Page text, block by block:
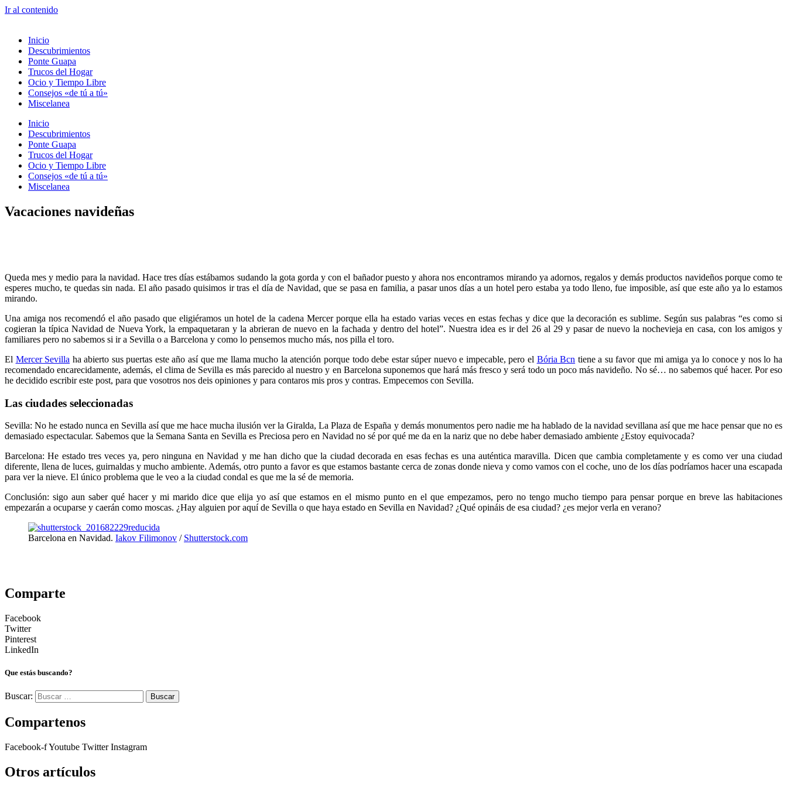
Ir al contenido
Inicio
Descubrimientos
Ponte Guapa
Trucos del Hogar
Ocio y Tiempo Libre
Consejos «de tú a tú»
Miscelanea
Inicio
Descubrimientos
Ponte Guapa
Trucos del Hogar
Ocio y Tiempo Libre
Consejos «de tú a tú»
Miscelanea
Vacaciones navideñas
Queda mes y medio para la navidad. Hace tres días estábamos sudando la gota gorda y con el bañador puesto y ahora nos encontramos mirando ya adornos, regalos y demás productos navideños porque como te
esperes mucho, te quedas sin nada. El año pasado quisimos ir tras el día de Navidad, que se pasa en familia, a pasar unos días a un hotel pero estaba ya todo lleno, fue imposible, así que este año ya lo estamos
mirando.
Una amiga nos recomendó el año pasado que eligiéramos un hotel de la cadena Mercer porque ella ha estado varias veces en estas fechas y dice que la decoración es sublime. Según sus palabras “es como si
cogieran la típica Navidad de Nueva York, la empaquetaran y la abrieran de nuevo en la fachada y dentro del hotel”. Nuestra idea es ir del 26 al 29 y pasar de nuevo la nochevieja en casa, con los amigos y
familiares pero no sabemos si ir a Sevilla o a Barcelona y como lo pensemos mucho más, nos pilla el toro.
El Mercer Sevilla ha abierto sus puertas este año así que me llama mucho la atención porque todo debe estar súper nuevo e impecable, pero el Bória Bcn tiene a su favor que mi amiga ya lo conoce y nos lo ha
recomendado encarecidamente, además, el clima de Sevilla es más parecido al nuestro y en Barcelona suponemos que hará más fresco y será todo un poco más navideño. No sé… no sabemos qué hacer. Por eso
he decidido escribir este post, para que vosotros nos deis opiniones y para contaros mis pros y contras. Empecemos con Sevilla.
Las ciudades seleccionadas
Sevilla: No he estado nunca en Sevilla así que me hace mucha ilusión ver la Giralda, La Plaza de España y demás monumentos pero nadie me ha hablado de la navidad sevillana así que me hace pensar que no es
demasiado espectacular. Sabemos que la Semana Santa en Sevilla es Preciosa pero en Navidad no sé por qué me da en la nariz que no debe haber demasiado ambiente ¿Estoy equivocada?
Barcelona: He estado tres veces ya, pero ninguna en Navidad y me han dicho que la ciudad decorada en esas fechas es una auténtica maravilla. Dicen que cambia completamente y es como ver una ciudad
diferente, llena de luces, guirnaldas y mucho ambiente. Además, otro punto a favor es que estamos bastante cerca de zonas donde nieva y como vamos con el coche, uno de los días podríamos hacer una escapada
para ver la nieve. El único problema que le veo a la ciudad condal es que me la sé de memoria.
Conclusión: sigo aun saber qué hacer y mi marido dice que elija yo así que estamos en el mismo punto en el que empezamos, pero no tengo mucho tiempo para pensar porque en breve las habitaciones
empezarán a ocuparse y caerán como moscas. ¿Hay alguien por aquí de Sevilla o que haya estado en Sevilla en Navidad? ¿Qué opináis de esa ciudad? ¿es mejor verla en verano?
Barcelona en Navidad. Iakov Filimonov / Shutterstock.com
Comparte
Facebook
Twitter
Pinterest
LinkedIn
Que estás buscando?
Buscar:
Compartenos
Facebook-fYoutube Twitter Instagram
Otros artículos